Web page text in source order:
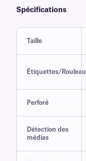
Spécifications
Taille
Étiquettes/Rouleau
Perforé
Détection des
médias